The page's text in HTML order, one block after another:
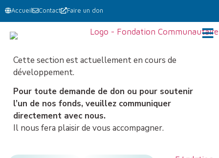
Accueil Contact Faire un don
Cette section est actuellement en cours de
développement.
Pour toute demande de don ou pour soutenir
l’un de nos fonds, veuillez communiquer
directement avec nous.
Il nous fera plaisir de vous accompagner.